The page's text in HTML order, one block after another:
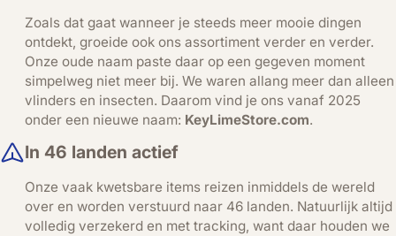
Zoals dat gaat wanneer je steeds meer mooie dingen
ontdekt, groeide ook ons assortiment verder en verder.
Onze oude naam paste daar op een gegeven moment
simpelweg niet meer bij. We waren allang meer dan alleen
vlinders en insecten. Daarom vind je ons vanaf 2025
onder een nieuwe naam: KeyLimeStore.com.
In 46 landen actief
Onze vaak kwetsbare items reizen inmiddels de wereld
over en worden verstuurd naar 46 landen. Natuurlijk altijd
volledig verzekerd en met tracking, want daar houden we